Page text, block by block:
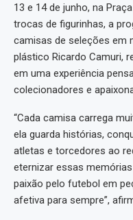
13 e 14 de junho, na
trocas de figurinhas, a
camisas de seleções em
plástico Ricardo Camuri,
em uma experiência
colecionadores e
“Cada camisa carrega
ela guarda histórias,
atletas e torcedores ao
eternizar essas
paixão pelo futebol em
afetiva para sempre”,